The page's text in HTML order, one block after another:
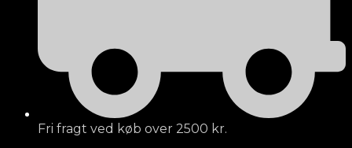
Fri fragt ved køb over 2500 kr.